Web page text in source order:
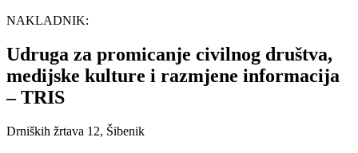
NAKLADNIK:
Udruga za promicanje civilnog društva,
medijske kulture i razmjene informacija
– TRIS
Drniških žrtava 12, Šibenik